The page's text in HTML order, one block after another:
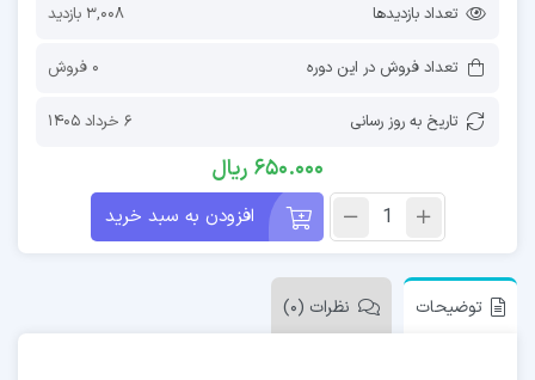
تعداد بازدیدها 3,008 بازدید
تعداد فروش در این دوره 0 فروش
تاریخ به روز رسانی 6 خرداد 1405
650.000 ریال
افزودن به سبد خرید
توضیحات نظرات (0)